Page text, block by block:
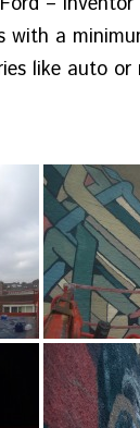
a
like auto